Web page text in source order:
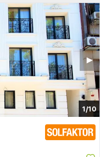
1/10
▶︎